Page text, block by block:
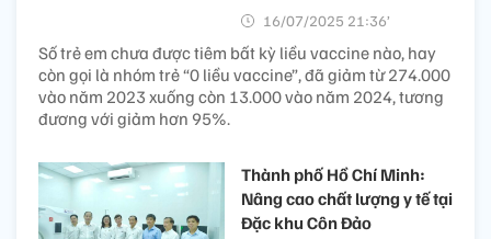
16/07/2025 21:36’
Số trẻ em chưa được tiêm bất kỳ liều vaccine nào, hay
còn gọi là nhóm trẻ “0 liều vaccine”, đã giảm từ 274.000
vào năm 2023 xuống còn 13.000 vào năm 2024, tương
đương với giảm hơn 95%.
Thành phố Hồ Chí Minh:
Nâng cao chất lượng y tế tại
Đặc khu Côn Đảo